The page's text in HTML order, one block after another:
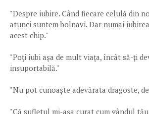
"Despre iubire. Când fiecare celulă din
atunci suntem bolnavi. Dar numai
acest chip."
"Poţi iubi aşa de mult viaţa, încât să-ţi
insuportabilă."
"Nu pot cunoaște adevărata dragoste,
"Că sufletul mi-aşa curat cum gândul